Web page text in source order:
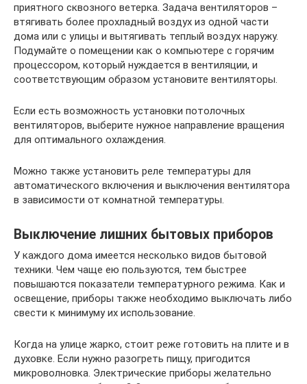
приятного сквозного ветерка. Задача вентиляторов –
втягивать более прохладный воздух из одной части
дома или с улицы и вытягивать теплый воздух наружу.
Подумайте о помещении как о компьютере с горячим
процессором, который нуждается в вентиляции, и
соответствующим образом установите вентиляторы.
Если есть возможность установки потолочных
вентиляторов, выберите нужное направление вращения
для оптимального охлаждения.
Можно также установить реле температуры для
автоматического включения и выключения вентилятора
в зависимости от комнатной температуры.
Выключение лишних бытовых приборов
У каждого дома имеется несколько видов бытовой
техники. Чем чаще ею пользуются, тем быстрее
повышаются показатели температурного режима. Как и
освещение, приборы также необходимо выключать либо
свести к минимуму их использование.
Когда на улице жарко, стоит реже готовить на плите и в
духовке. Если нужно разогреть пищу, пригодится
микроволновка. Электрические приборы желательно